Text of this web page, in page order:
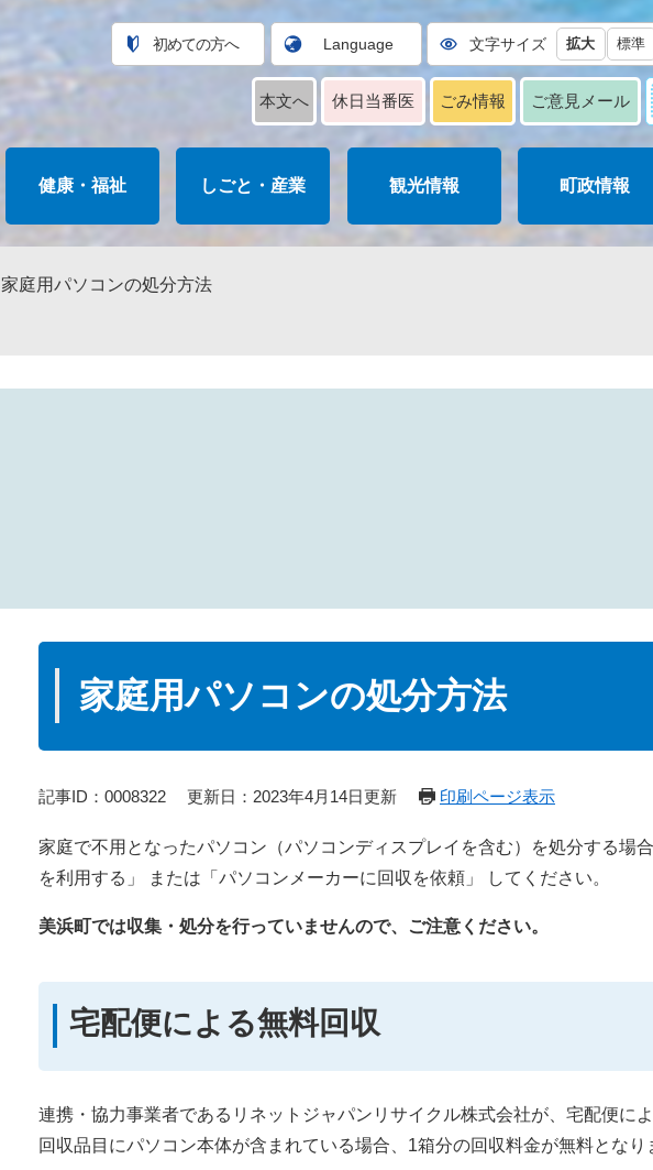
初めての方へ Language 文字サイズ 拡大 標準
本文へ 休日当番医 ごみ情報 ご意見メール
健康・福祉 しごと・産業 観光情報 町政情報
家庭用パソコンの処分方法
家庭用パソコンの処分方法
記事ID：0008322 更新日：2023年4月14日更新 印刷ページ表示
家庭で不用となったパソコン（パソコンディスプレイを含む）を処分する場
を利用する」 または「パソコンメーカーに回収を依頼」 してください。
美浜町では収集・処分を行っていませんので、ご注意ください。
宅配便による無料回収
連携・協力事業者であるリネットジャパンリサイクル株式会社が、宅配便に
回収品目にパソコン本体が含まれている場合、1箱分の回収料金が無料となり